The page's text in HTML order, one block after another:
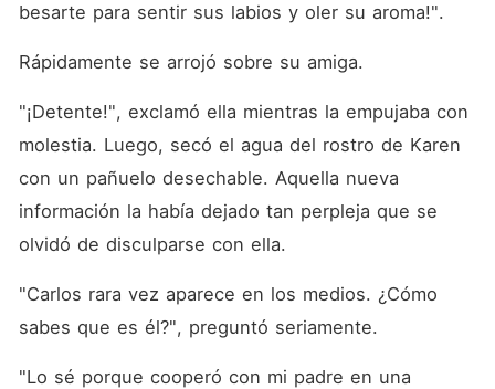
besarte para sentir sus labios y oler su aroma!".
Rápidamente se arrojó sobre su amiga.
"¡Detente!", exclamó ella mientras la empujaba con
molestia. Luego, secó el agua del rostro de Karen
con un pañuelo desechable. Aquella nueva
información la había dejado tan perpleja que se
olvidó de disculparse con ella.
"Carlos rara vez aparece en los medios. ¿Cómo
sabes que es él?", preguntó seriamente.
"Lo sé porque cooperó con mi padre en una